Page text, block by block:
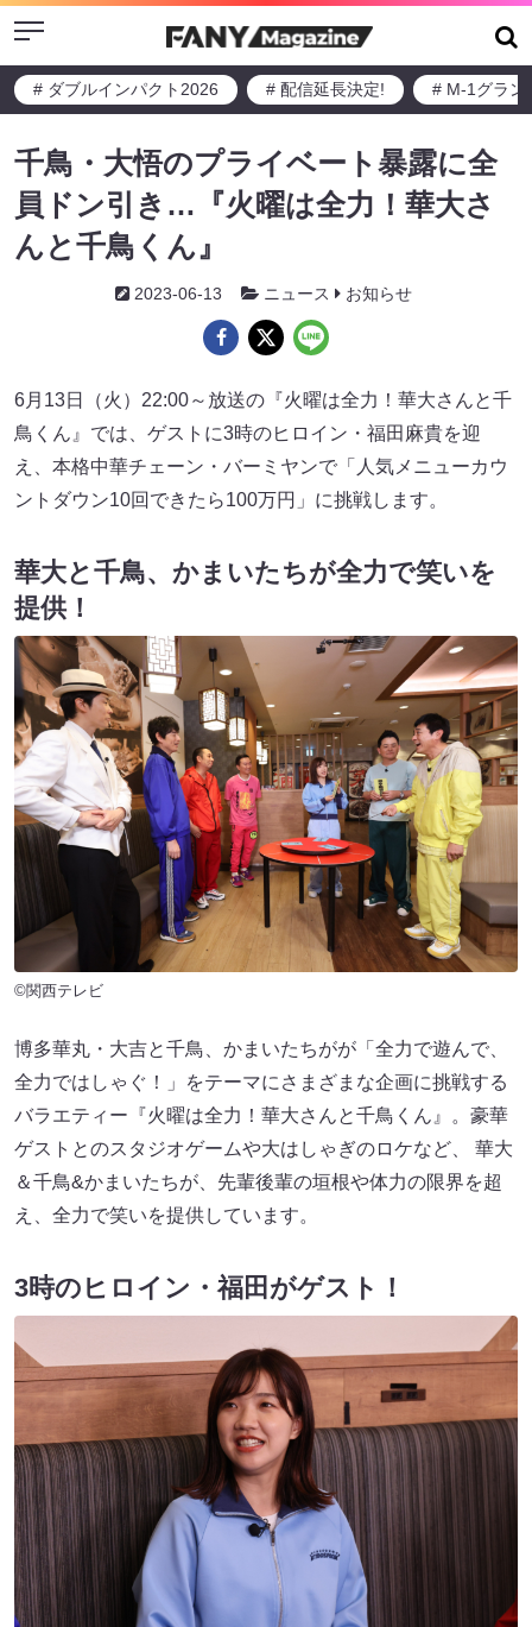
Menu
# ダブルインパクト2026 # 配信延長決定! # M-1グラン
千鳥・大悟のプライベート暴露に全
員ドン引き…『火曜は全力！華大さ
んと千鳥くん』
2023-06-13 ニュース お知らせ
6月13日（火）22:00～放送の『火曜は全力！華大さんと千
鳥くん』では、ゲストに3時のヒロイン・福田麻貴を迎
え、本格中華チェーン・バーミヤンで「人気メニューカウ
ントダウン10回できたら100万円」に挑戦します。
華大と千鳥、かまいたちが全力で笑いを
提供！
©関西テレビ
博多華丸・大吉と千鳥、かまいたちがが「全力で遊んで、
全力ではしゃぐ！」をテーマにさまざまな企画に挑戦する
バラエティー『火曜は全力！華大さんと千鳥くん』。豪華
ゲストとのスタジオゲームや大はしゃぎのロケなど、 華大
＆千鳥&かまいたちが、先輩後輩の垣根や体力の限界を超
え、全力で笑いを提供しています。
3時のヒロイン・福田がゲスト！